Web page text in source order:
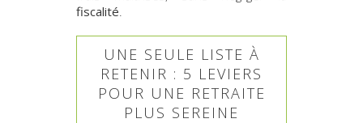
fiscalité
UNE SEULE LISTE À
RETENIR : 5 LEVIERS
POUR UNE RETRAITE
PLUS SEREINE